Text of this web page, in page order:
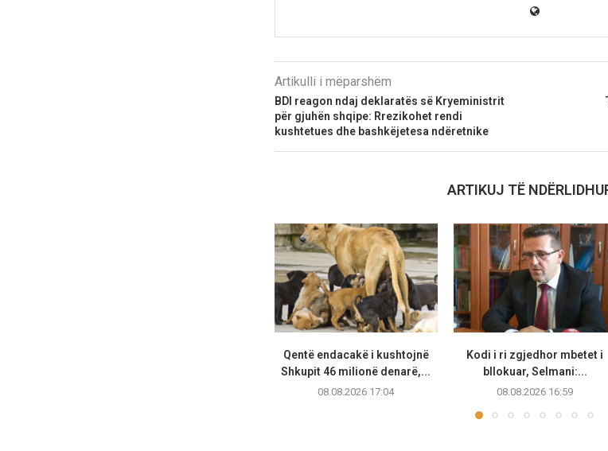
Artikulli i mëparshëm
BDI reagon ndaj deklaratës së Kryeministrit
për gjuhën shqipe: Rrezikohet rendi
kushtetues dhe bashkëjetesa ndëretnike
ARTIKUJ TË
Qentë endacakë i kushtojnë
Shkupit 46 milionë denarë,...
08.08.2026 17:04
Kodi i ri zgjedhor mbetet i
bllokuar, Selmani:...
08.08.2026 16:59